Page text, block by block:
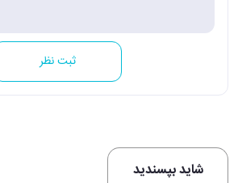
ثبت نظر
شاید بپسندید